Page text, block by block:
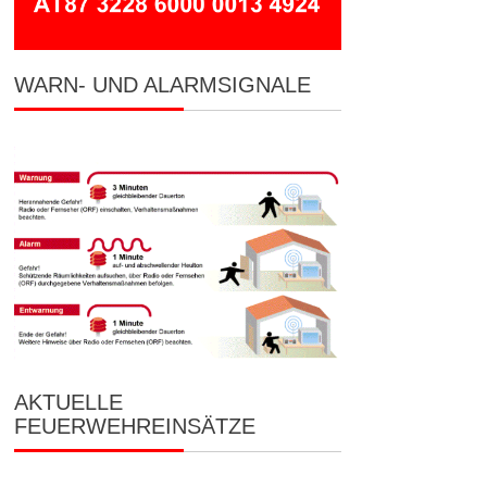
WARN- UND ALARMSIGNALE
AKTUELLE
FEUERWEHREINSÄTZE